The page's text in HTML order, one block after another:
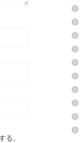
る。